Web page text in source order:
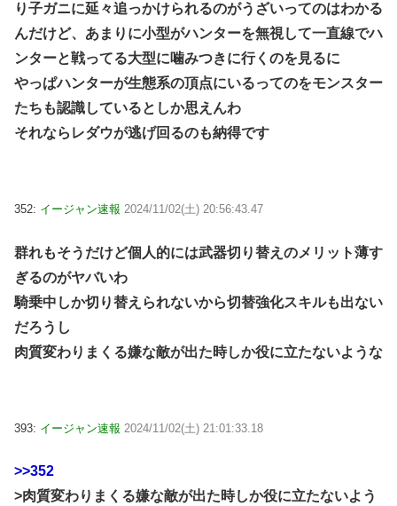
り子ガニに延々追っかけられるのがうざいってのはわかる
んだけど、あまりに小型がハンターを無視して一直線でハ
ンターと戦ってる大型に噛みつきに行くのを見るに
やっぱハンターが生態系の頂点にいるってのをモンスター
たちも認識しているとしか思えんわ
それならレダウが逃げ回るのも納得です
352: イージャン速報 2024/11/02(土) 20:56:43.47
群れもそうだけど個人的には武器切り替えのメリット薄す
ぎるのがヤバいわ
騎乗中しか切り替えられないから切替強化スキルも出ない
だろうし
肉質変わりまくる嫌な敵が出た時しか役に立たないような
393: イージャン速報 2024/11/02(土) 21:01:33.18
>>352
>肉質変わりまくる嫌な敵が出た時しか役に立たないよう